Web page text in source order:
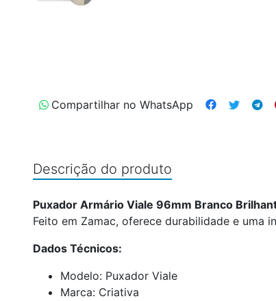
Compartilhar no WhatsApp
Descrição do produto
Puxador Armário Viale 96mm Branco
Feito em Zamac, oferece durabilidade e uma
Dados Técnicos:
Modelo: Puxador Viale
Marca: Criativa